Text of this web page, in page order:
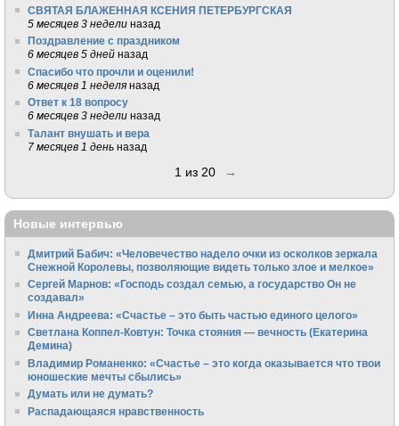
СВЯТАЯ БЛАЖЕННАЯ КСЕНИЯ ПЕТЕРБУРГСКАЯ
5 месяцев 3 недели назад
Поздравление с праздником
6 месяцев 5 дней назад
Спасибо что прочли и оценили!
6 месяцев 1 неделя назад
Ответ к 18 вопросу
6 месяцев 3 недели назад
Талант внушать и вера
7 месяцев 1 день назад
1 из 20 →
Новые интервью
Дмитрий Бабич: «Человечество надело очки из осколков зеркала
Снежной Королевы, позволяющие видеть только злое и мелкое»
Сергей Марнов: «Господь создал семью, а государство Он не
создавал»
Инна Андреева: «Счастье – это быть частью единого целого»
Светлана Коппел-Ковтун: Точка стояния — вечность (Екатерина
Демина)
Владимир Романенко: «Счастье – это когда оказывается что твои
юношеские мечты сбылись»
Думать или не думать?
Распадающаяся нравственность